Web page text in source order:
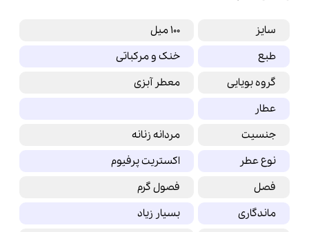
سایز
100 میل
طبع
خنک و مرکباتی
گروه بویایی
معطر آبزی
عطار
جنسیت
مردانه زنانه
نوع عطر
اکستریت پرفیوم
فصل
فصول گرم
ماندگاری
بسیار زیاد